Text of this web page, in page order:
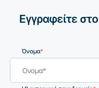
Εγγραφείτε στο
Όνομα*